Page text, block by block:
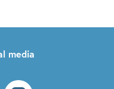
media